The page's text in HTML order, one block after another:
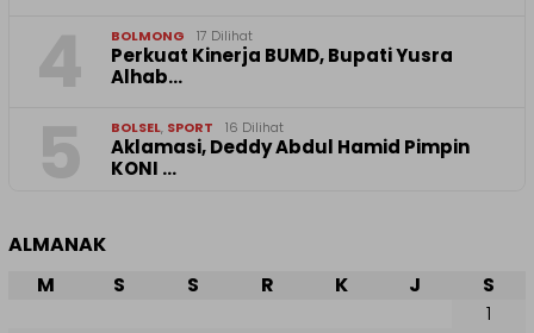
BOLMONG 17 Dilihat
Perkuat Kinerja BUMD, Bupati Yusra
Alhab…
BOLSEL, SPORT 16 Dilihat
Aklamasi, Deddy Abdul Hamid Pimpin
KONI …
ALMANAK
M S S R K J
S
1